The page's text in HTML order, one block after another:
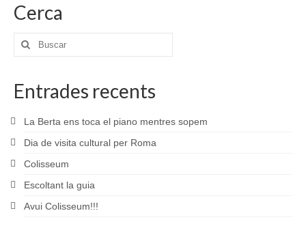
Cerca
Buscar
por:
Entrades recents
La Berta ens toca el piano mentres sopem
Dia de visita cultural per Roma
Colisseum
Escoltant la guia
Avui Colisseum!!!